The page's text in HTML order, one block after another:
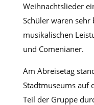
Weihnachtslieder
Schüler waren
musikalischen
und Comenianer.
Am Abreisetag
Stadtmuseums auf
Teil der Gruppe